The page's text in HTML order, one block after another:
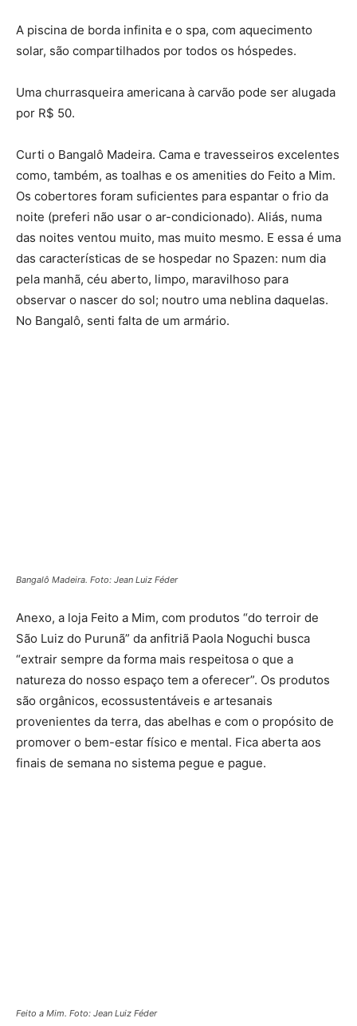
A piscina de borda infinita e o spa, com aquecimento
solar, são compartilhados por todos os hóspedes.
Uma churrasqueira americana à carvão pode ser alugada
por R$ 50.
Curti o Bangalô Madeira. Cama e travesseiros excelentes
como, também, as toalhas e os amenities do Feito a Mim.
Os cobertores foram suficientes para espantar o frio da
noite (preferi não usar o ar-condicionado). Aliás, numa
das noites ventou muito, mas muito mesmo. E essa é uma
das características de se hospedar no Spazen: num dia
pela manhã, céu aberto, limpo, maravilhoso para
observar o nascer do sol; noutro uma neblina daquelas.
No Bangalô, senti falta de um armário.
Bangalô Madeira. Foto: Jean Luiz Féder
Anexo, a loja Feito a Mim, com produtos “do terroir de
São Luiz do Purunã” da anfitriã Paola Noguchi busca
“extrair sempre da forma mais respeitosa o que a
natureza do nosso espaço tem a oferecer”. Os produtos
são orgânicos, ecossustentáveis e artesanais
provenientes da terra, das abelhas e com o propósito de
promover o bem-estar físico e mental. Fica aberta aos
finais de semana no sistema pegue e pague.
Feito a Mim. Foto: Jean Luiz Féder